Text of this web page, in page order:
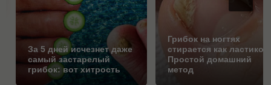
За 5 дней исчезнет даже
самый застарелый
грибок: вот хитрость
Грибок на ногтях
стирается как
Простой домашний
метод